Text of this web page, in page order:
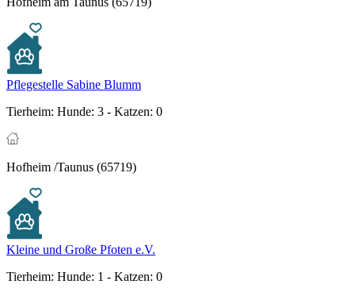
Pflegestelle Sabine Blumm
Tierheim: Hunde: 3 - Katzen: 0
Hofheim /Taunus (65719)
Kleine und Große Pfoten e.V.
Tierheim: Hunde: 1 - Katzen: 0